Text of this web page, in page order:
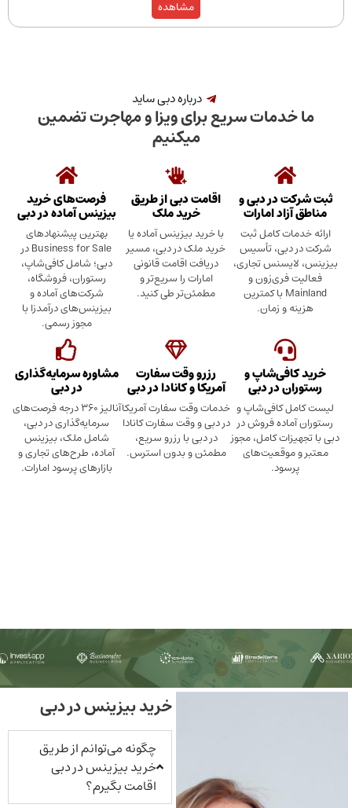
درباره دبی ساید
سریع برای ویزا و مهاجرت تضمین
در دبی و
امارات
کامل ثبت
تأسیس
تجاری،
و
Mainland با کمترین
اقامت دبی از طریق
خرید ملک
با خرید بیزینس آماده یا
خرید ملک در دبی، مسیر
دریافت اقامت قانونی
امارات را سریع‌تر و
مطمئن‌تر طی کنید.
فرصت‌های خرید
بیزینس آماده در دبی
بهترین پیشنهادهای
Business for Sale در
دبی؛ شامل کافی‌شاپ،
رستوران، فروشگاه،
شرکت‌های آماده و
بیزینس‌های درآمدزا با
و
در دبی
و
فروش در
کامل، مجوز
رزرو وقت سفارت
آمریکا و کانادا در دبی
خدمات وقت سفارت آمریکا
در دبی و وقت سفارت کانادا
در دبی با رزرو سریع،
مطمئن و بدون استرس.
مشاوره سرمایه‌گذاری
در دبی
آنالیز ۳۶۰ درجه فرصت‌های
سرمایه‌گذاری در دبی،
شامل ملک، بیزینس
آماده، طرح‌های تجاری و
بازارهای پرسود امارات.
خرید بیزینس در دبی
چگونه می‌توانم از طریق
خرید بیزینس در دبی
اقامت بگیرم؟